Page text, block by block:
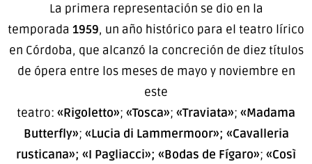
La primera representación se dio en la
temporada 1959, un año histórico para el teatro lírico
en Córdoba, que alcanzó la concreción de diez títulos
de ópera entre los meses de mayo y noviembre en
este
teatro: «Rigoletto»; «Tosca»; «Traviata»; «Madama
Butterfly»; «Lucia di Lammermoor»; «Cavalleria
rusticana»; «I Pagliacci»; «Bodas de Fígaro»; «Così